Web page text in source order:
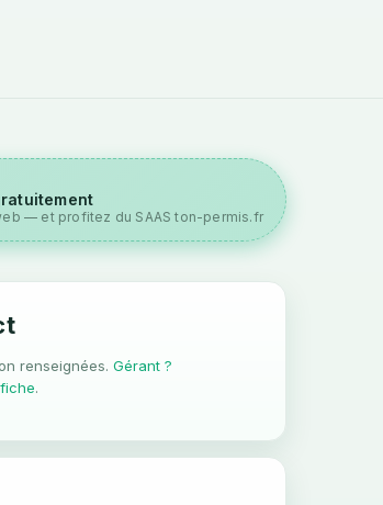
— et profitez du SAAS ton-permis.fr
renseignées. Gérant ?
.